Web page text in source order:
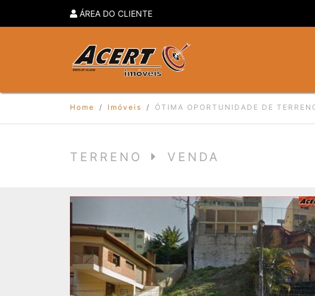
ÁREA DO CLIENTE
Home Imóveis ÓTIMA OPORTUNIDADE DE
TERRENO VENDA